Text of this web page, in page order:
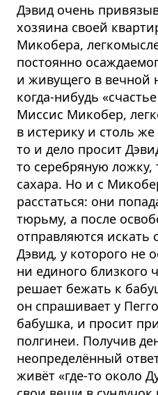
Дэвид очень
хозяина своей
Микобера,
постоянно
и живущего в вечной
когда-нибудь
Миссис Микобер,
в истерику и столь
то и дело просит
то серебряную
сахара. Но и с
расстаться: они
тюрьму, а после
отправляются искать
Дэвид, у которого не
ни единого близкого
решает бежать к
он спрашивает у
бабушка, и просит
полгинеи. Получив
неопределённый
живёт «где-то около